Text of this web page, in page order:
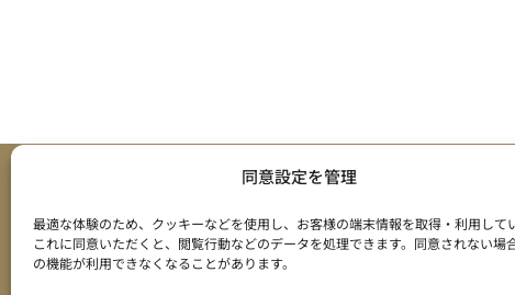
同意設定を管理
最適な体験のため、クッキーなどを使用し、お客様の端末情報を取得・利用してい
これに同意いただくと、閲覧行動などのデータを処理できます。同意されない場
の機能が利用できなくなることがあります。
MAGMA